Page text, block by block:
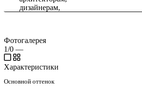
Фотогалерея
1/0 —
Характеристики
Основной оттенок